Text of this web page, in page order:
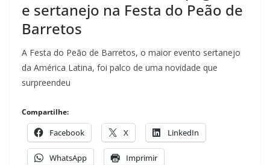
e sertanejo na Festa do Peão de
Barretos
A Festa do Peão de Barretos, o maior evento sertanejo
da América Latina, foi palco de uma novidade que
surpreendeu
Compartilhe:
Facebook X LinkedIn
WhatsApp Imprimir